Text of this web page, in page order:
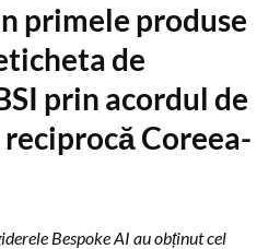
primele produse
de
prin acordul de
Coreea-
Bespoke AI au obținut cel